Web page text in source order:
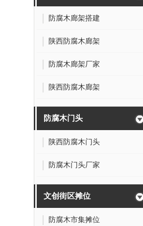
防腐木廊架搭建
陕西防腐木廊架
防腐木廊架厂家
陕西防腐木廊架
防腐木门头
陕西防腐木门头
防腐木门头厂家
文创街区摊位
防腐木市集摊位